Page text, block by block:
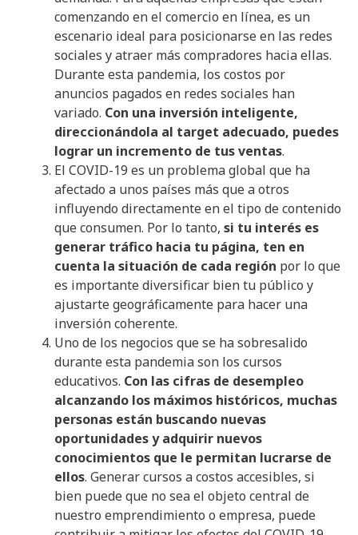
comenzando en el comercio en línea, es un
escenario ideal para posicionarse en las redes
sociales y atraer más compradores hacia ellas.
Durante esta pandemia, los costos por
anuncios pagados en redes sociales han
variado. Con una inversión inteligente,
direccionándola al target adecuado, puedes
lograr un incremento de tus ventas.
El COVID-19 es un problema global que ha
afectado a unos países más que a otros
influyendo directamente en el tipo de contenido
que consumen. Por lo tanto, si tu interés es
generar tráfico hacia tu página, ten en
cuenta la situación de cada región por lo que
es importante diversificar bien tu público y
ajustarte geográficamente para hacer una
inversión coherente.
Uno de los negocios que se ha sobresalido
durante esta pandemia son los cursos
educativos. Con las cifras de desempleo
alcanzando los máximos históricos, muchas
personas están buscando nuevas
oportunidades y adquirir nuevos
conocimientos que le permitan lucrarse de
ellos. Generar cursos a costos accesibles, si
bien puede que no sea el objeto central de
nuestro emprendimiento o empresa, puede